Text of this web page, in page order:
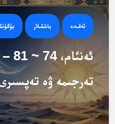
ئەقىدە باشقىلار
تەرجىمە ۋە